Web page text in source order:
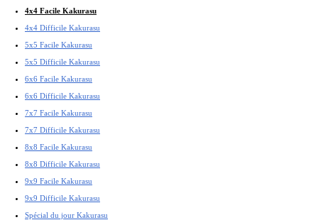
4x4 Facile Kakurasu
4x4 Difficile Kakurasu
5x5 Facile Kakurasu
5x5 Difficile Kakurasu
6x6 Facile Kakurasu
6x6 Difficile Kakurasu
7x7 Facile Kakurasu
7x7 Difficile Kakurasu
8x8 Facile Kakurasu
8x8 Difficile Kakurasu
9x9 Facile Kakurasu
9x9 Difficile Kakurasu
Spécial du jour Kakurasu